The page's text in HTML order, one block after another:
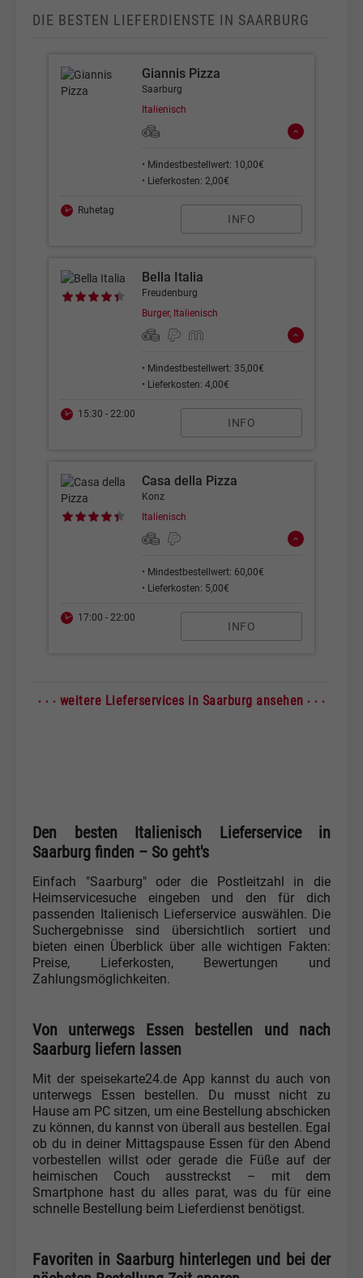
DIE BESTEN LIEFERDIENSTE IN SAARBURG
Giannis Pizza
Saarburg
Italienisch
• Mindestbestellwert: 10,00€
• Lieferkosten: 2,00€
Ruhetag
INFO
Bella Italia
Freudenburg
Burger, Italienisch
• Mindestbestellwert: 35,00€
• Lieferkosten: 4,00€
15:30 - 22:00
INFO
Casa della Pizza
Konz
Italienisch
• Mindestbestellwert: 60,00€
• Lieferkosten: 5,00€
17:00 - 22:00
INFO
· · · weitere Lieferservices in Saarburg ansehen · · ·
Den besten Italienisch Lieferservice in
Saarburg finden – So geht's
Einfach "Saarburg" oder die Postleitzahl in die
Heimservicesuche eingeben und den für dich
passenden Italienisch Lieferservice auswählen. Die
Suchergebnisse sind übersichtlich sortiert und
bieten einen Überblick über alle wichtigen Fakten:
Preise, Lieferkosten, Bewertungen und
Zahlungsmöglichkeiten.
Von unterwegs Essen bestellen und nach
Saarburg liefern lassen
Mit der speisekarte24.de App kannst du auch von
unterwegs Essen bestellen. Du musst nicht zu
Hause am PC sitzen, um eine Bestellung abschicken
zu können, du kannst von überall aus bestellen. Egal
ob du in deiner Mittagspause Essen für den Abend
vorbestellen willst oder gerade die Füße auf der
heimischen Couch ausstreckst – mit dem
Smartphone hast du alles parat, was du für eine
schnelle Bestellung beim Lieferdienst benötigst.
Favoriten in Saarburg hinterlegen und bei der